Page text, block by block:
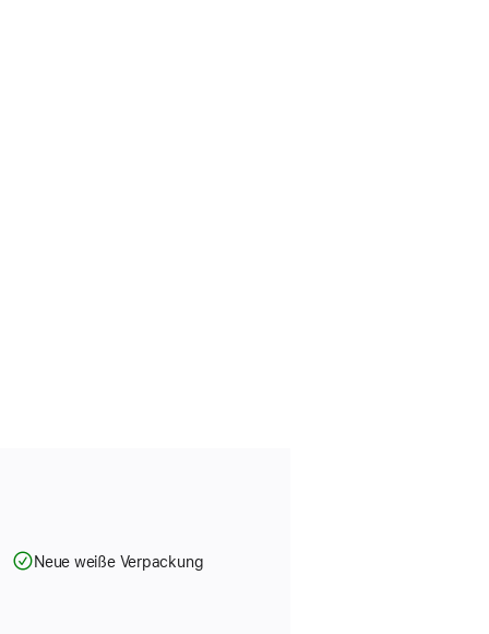
Neue weiße Verpackung